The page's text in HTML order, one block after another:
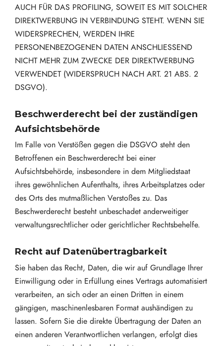
AUCH FÜR DAS PROFILING, SOWEIT ES MIT SOLCHER
DIREKTWERBUNG IN VERBINDUNG STEHT. WENN SIE
WIDERSPRECHEN, WERDEN IHRE
PERSONENBEZOGENEN DATEN ANSCHLIESSEND
NICHT MEHR ZUM ZWECKE DER DIREKTWERBUNG
VERWENDET (WIDERSPRUCH NACH ART. 21 ABS. 2
DSGVO).
Beschwerde­recht bei der zuständigen
Aufsichts­behörde
Im Falle von Verstößen gegen die DSGVO steht den
Betroffenen ein Beschwerderecht bei einer
Aufsichtsbehörde, insbesondere in dem Mitgliedstaat
ihres gewöhnlichen Aufenthalts, ihres Arbeitsplatzes oder
des Orts des mutmaßlichen Verstoßes zu. Das
Beschwerderecht besteht unbeschadet anderweitiger
verwaltungsrechtlicher oder gerichtlicher Rechtsbehelfe.
Recht auf Daten­übertrag­barkeit
Sie haben das Recht, Daten, die wir auf Grundlage Ihrer
Einwilligung oder in Erfüllung eines Vertrags automatisiert
verarbeiten, an sich oder an einen Dritten in einem
gängigen, maschinenlesbaren Format aushändigen zu
lassen. Sofern Sie die direkte Übertragung der Daten an
einen anderen Verantwortlichen verlangen, erfolgt dies